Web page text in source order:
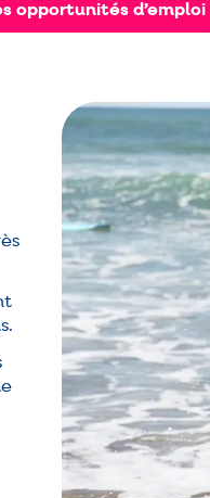
opportunités d’emploi